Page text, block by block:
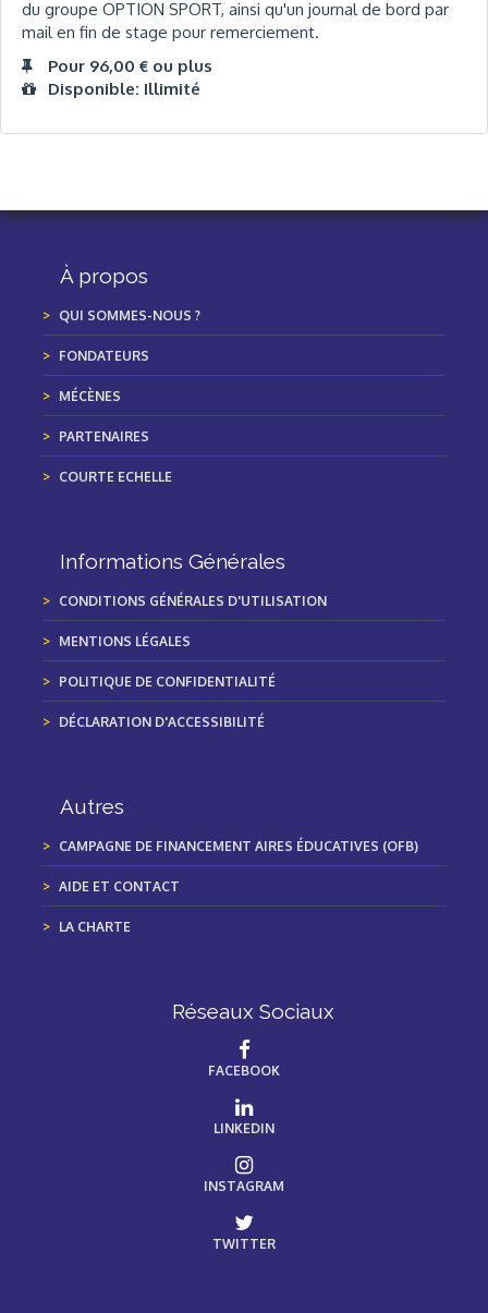
du groupe OPTION SPORT, ainsi qu'un journal de bord par
mail en fin de stage pour remerciement.
Pour 96,00 € ou plus
Disponible: Illimité
À propos
QUI SOMMES-NOUS ?
FONDATEURS
MÉCÈNES
PARTENAIRES
COURTE ECHELLE
Informations Générales
CONDITIONS GÉNÉRALES D'UTILISATION
MENTIONS LÉGALES
POLITIQUE DE CONFIDENTIALITÉ
DÉCLARATION D'ACCESSIBILITÉ
Autres
CAMPAGNE DE FINANCEMENT AIRES ÉDUCATIVES (OFB)
AIDE ET CONTACT
LA CHARTE
Réseaux Sociaux
FACEBOOK
LINKEDIN
INSTAGRAM
TWITTER